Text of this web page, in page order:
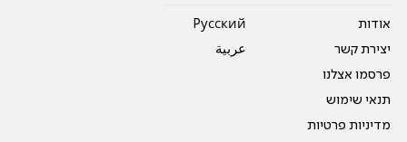
אודות
יצירת קשר
פרסמו אצלנו
תנאי שימוש
מדיניות פרטיות
Pусский
عربية